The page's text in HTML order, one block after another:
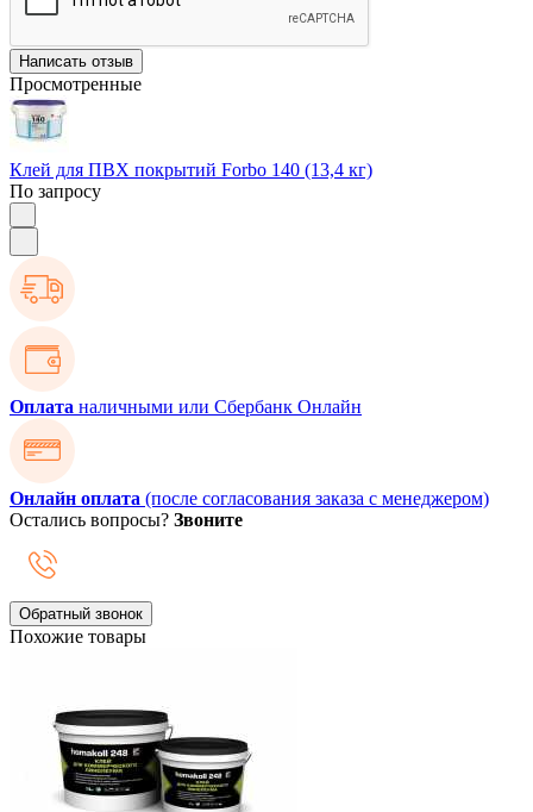
Написать отзыв
Просмотренные
Клей для ПВХ покрытий Forbo 140 (13,4 кг)
По запросу
Оплата наличными или Сбербанк Онлайн
Онлайн оплата (после согласования заказа с менеджером)
Остались вопросы? Звоните
Обратный звонок
Похожие товары